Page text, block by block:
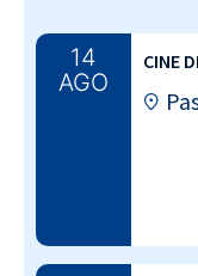
14
AGO
CINE